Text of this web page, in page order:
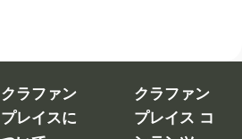
クラファン
プレイスに
ついて
クラファン
プレイス コ
ンテンツ